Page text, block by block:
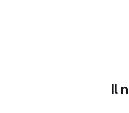
Il